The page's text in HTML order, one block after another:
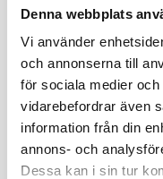
Denna webbplats
Vi använder
och annonserna till
för sociala medier
vidarebefordrar även
information från din
annons- och
Dessa kan i sin tur